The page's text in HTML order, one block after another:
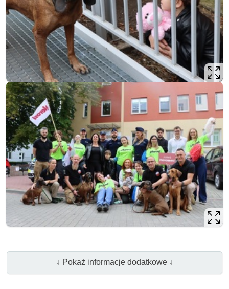
↓ Pokaż informacje dodatkowe ↓